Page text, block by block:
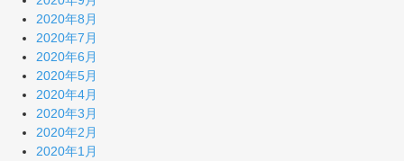
2020年8月
2020年7月
2020年6月
2020年5月
2020年4月
2020年3月
2020年2月
2020年1月